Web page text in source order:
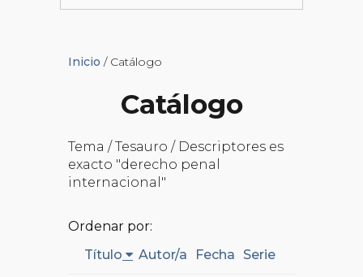
Inicio / Catálogo
Catálogo
Tema / Tesauro / Descriptores es
exacto "derecho penal
internacional"
Ordenar por:
Título
Autor/a Fecha Serie